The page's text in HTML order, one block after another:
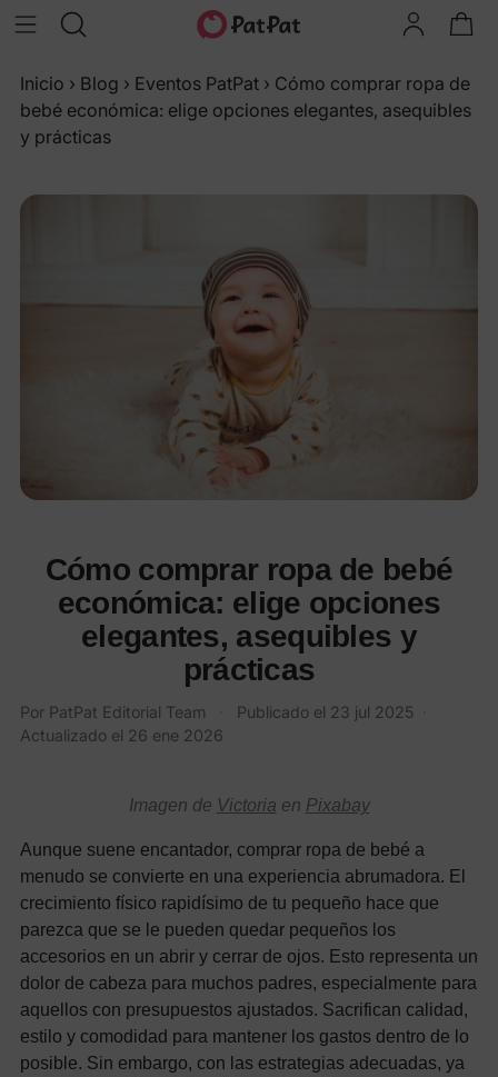
Inicio › Blog › Eventos PatPat › Cómo comprar ropa de
bebé económica: elige opciones elegantes, asequibles
y prácticas
Cómo comprar ropa de bebé
económica: elige opciones
elegantes, asequibles y
prácticas
Por PatPat Editorial Team Publicado el 23 jul 2025
Actualizado el 26 ene 2026
Imagen de Victoria en Pixabay
Aunque suene encantador, comprar ropa de bebé a
menudo se convierte en una experiencia abrumadora. El
crecimiento físico rapidísimo de tu pequeño hace que
parezca que se le pueden quedar pequeños los
accesorios en un abrir y cerrar de ojos. Esto representa un
dolor de cabeza para muchos padres, especialmente para
aquellos con presupuestos ajustados. Sacrifican calidad,
estilo y comodidad para mantener los gastos dentro de lo
posible. Sin embargo, con las estrategias adecuadas, ya